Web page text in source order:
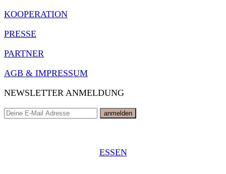
KOOPERATION
PRESSE
PARTNER
AGB & IMPRESSUM
NEWSLETTER ANMELDUNG
ESSEN